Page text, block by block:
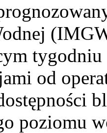
tygodniu
od
poziomu